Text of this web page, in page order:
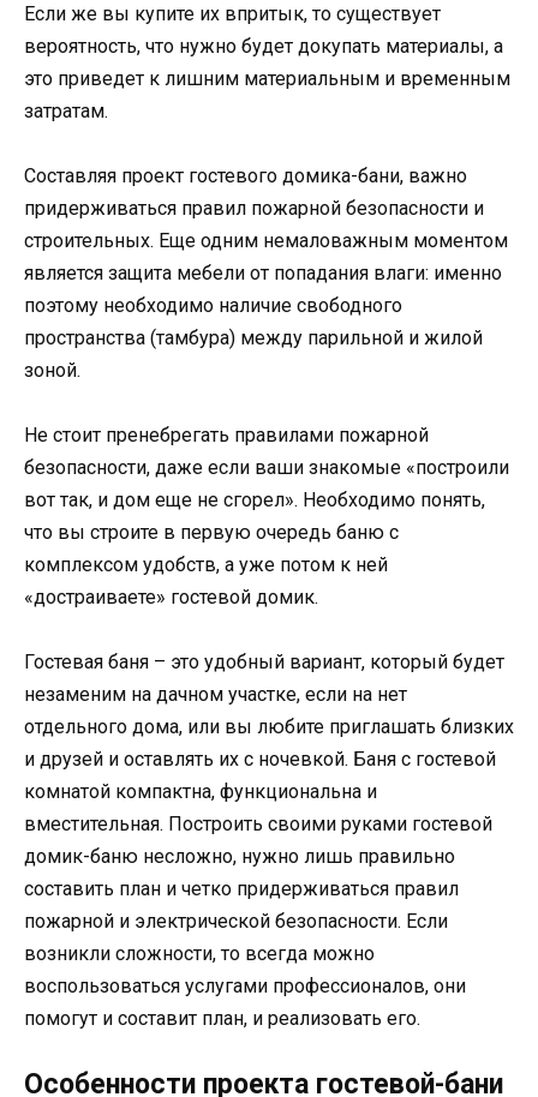
Если же вы купите их впритык, то существует
вероятность, что нужно будет докупать материалы, а
это приведет к лишним материальным и временным
затратам.
Составляя проект гостевого домика-бани, важно
придерживаться правил пожарной безопасности и
строительных. Еще одним немаловажным моментом
является защита мебели от попадания влаги: именно
поэтому необходимо наличие свободного
пространства (тамбура) между парильной и жилой
зоной.
Не стоит пренебрегать правилами пожарной
безопасности, даже если ваши знакомые «построили
вот так, и дом еще не сгорел». Необходимо понять,
что вы строите в первую очередь баню с
комплексом удобств, а уже потом к ней
«достраиваете» гостевой домик.
Гостевая баня – это удобный вариант, который будет
незаменим на дачном участке, если на нет
отдельного дома, или вы любите приглашать близких
и друзей и оставлять их с ночевкой. Баня с гостевой
комнатой компактна, функциональна и
вместительная. Построить своими руками гостевой
домик-баню несложно, нужно лишь правильно
составить план и четко придерживаться правил
пожарной и электрической безопасности. Если
возникли сложности, то всегда можно
воспользоваться услугами профессионалов, они
помогут и составит план, и реализовать его.
Особенности проекта гостевой-бани